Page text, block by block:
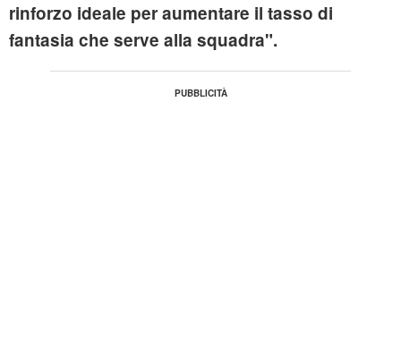
rinforzo ideale per aumentare il tasso di
fantasia che serve alla squadra".